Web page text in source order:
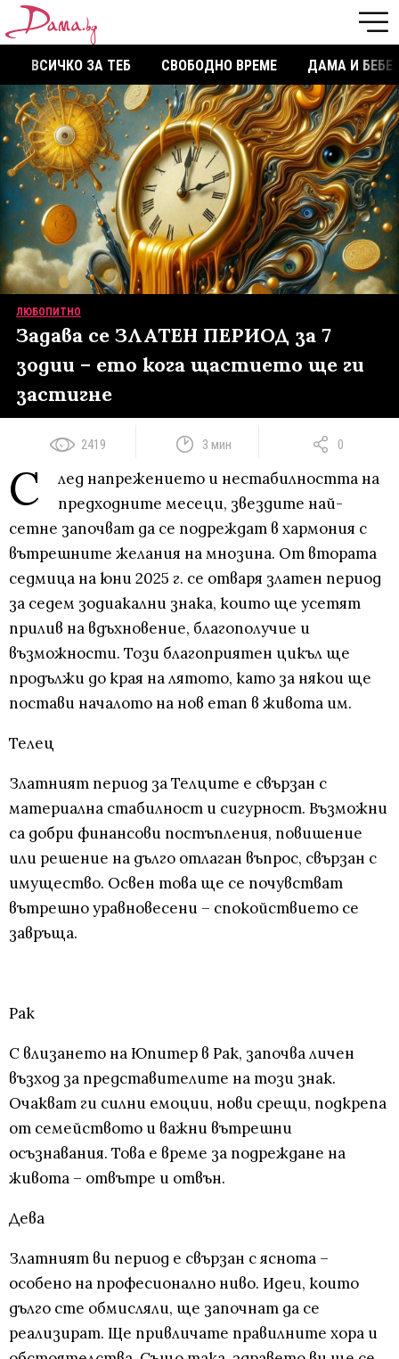
ВСИЧКО ЗА ТЕБ СВОБОДНО ВРЕМЕ ДАМА И БЕБЕ
ЛЮБОПИТНО
Задава се ЗЛАТЕН ПЕРИОД за 7
зодии – ето кога щастието ще ги
застигне
2419 3 мин 0
С
лед напрежението и нестабилността на
предходните месеци, звездите най-
сетне започват да се подреждат в хармония с
вътрешните желания на мнозина. От втората
седмица на юни 2025 г. се отваря златен период
за седем зодиакални знака, които ще усетят
прилив на вдъхновение, благополучие и
възможности. Този благоприятен цикъл ще
продължи до края на лятото, като за някои ще
постави началото на нов етап в живота им.
Телец
Златният период за Телците е свързан с
материална стабилност и сигурност. Възможни
са добри финансови постъпления, повишение
или решение на дълго отлаган въпрос, свързан с
имущество. Освен това ще се почувстват
вътрешно уравновесени – спокойствието се
завръща.
Рак
С влизането на Юпитер в Рак, започва личен
възход за представителите на този знак.
Очакват ги силни емоции, нови срещи, подкрепа
от семейството и важни вътрешни
осъзнавания. Това е време за подреждане на
живота – отвътре и отвън.
Дева
Златният ви период е свързан с яснота –
особено на професионално ниво. Идеи, които
дълго сте обмисляли, ще започнат да се
реализират. Ще привличате правилните хора и